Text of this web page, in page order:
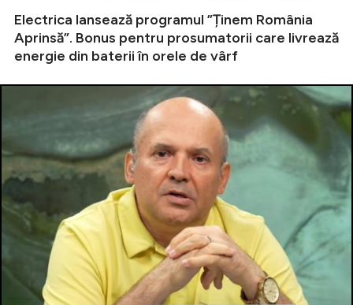
Electrica lansează programul ”Ținem România
Aprinsă”. Bonus pentru prosumatorii care livrează
energie din baterii în orele de vârf